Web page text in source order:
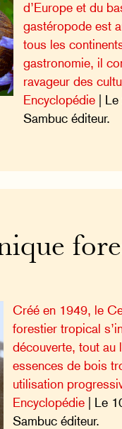
d’Europe et du
gastéropode est
tous les
gastronomie, il
ravageur des
Encyclopédie| Le
Sambuc éditeur.
Créé en 1949, le
forestier tropical
découverte, tout
essences de bois
utilisation
Encyclopédie | Le
Sambuc éditeur.